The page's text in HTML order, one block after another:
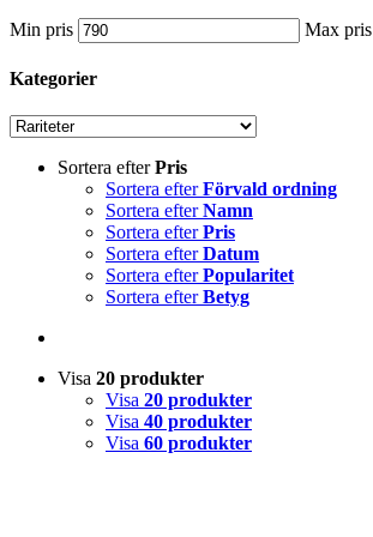
Min pris Max pris
Kategorier
Sortera efterPris
Sortera efterFörvald ordning
Sortera efterNamn
Sortera efterPris
Sortera efterDatum
Sortera efterPopularitet
Sortera efterBetyg
Visa 20 produkter
Visa 20 produkter
Visa 40 produkter
Visa 60 produkter